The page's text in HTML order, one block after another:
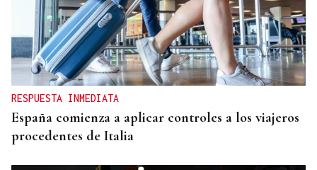
PLANIFICAR CON ANTELACIÓN
Las compañías de autobuses recomiendan
adelantar los desplazamientos para evitar
saturaciones el día del eclipse
RESPUESTA INMEDIATA
España comienza a aplicar controles a los viajeros
procedentes de Italia